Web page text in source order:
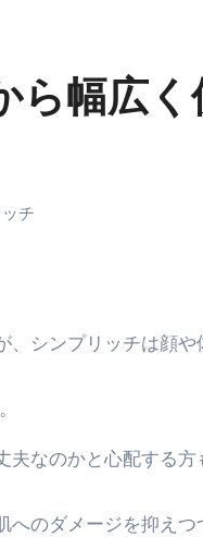
せる9つの習慣 | レシ
解く生き方
分け方を解説
記載方法
す。国民は●●をしな
ラ株投資
ら幅広く
チ
、シンプリッチは顔や
夫なのかと心配する方
へのダメージを抑えつ